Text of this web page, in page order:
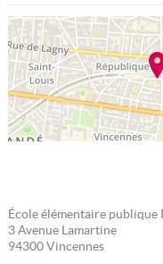
École élémentaire publique
3 Avenue Lamartine
94300 Vincennes